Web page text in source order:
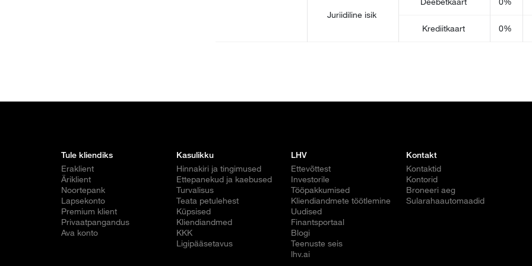
Juriidiline isik
Krediitkaart 0%
Tule kliendiks
Eraklient
Äriklient
Noortepank
Lapsekonto
Premium klient
Privaatpangandus
Ava konto
Kasulikku
Hinnakiri ja tingimused
Ettepanekud ja kaebused
Turvalisus
Teata petulehest
Küpsised
Kliendiandmed
KKK
Ligipääsetavus
LHV
Ettevõttest
Investorile
Tööpakkumised
Kliendiandmete töötlemine
Uudised
Finantsportaal
Blogi
Teenuste seis
lhv.ai
Kontakt
Kontaktid
Kontorid
Broneeri aeg
Sularahaautomaadid